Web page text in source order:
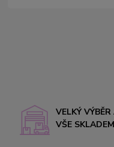
VELKÝ VÝBĚR
VŠE SKLADEM